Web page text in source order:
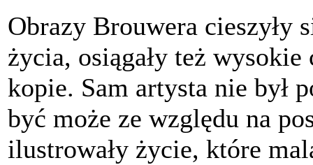
Obrazy Brouwera cieszyły
życia, osiągały też
kopie. Sam artysta nie był
być może ze względu na
ilustrowały życie, które